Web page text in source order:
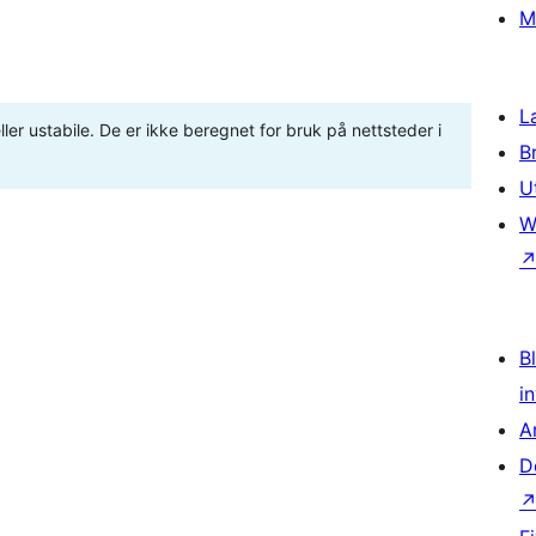
ustabile. De er ikke beregnet for bruk på nettsteder i
↗
↗